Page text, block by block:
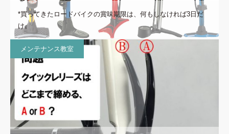
*買ってきたロードバイクの賞味期限は、何もしなければ3日だ
け。
メンテナンス教室